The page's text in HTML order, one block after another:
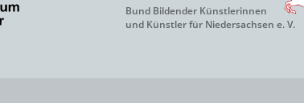
Bund Bildender Künstlerinnen
und Künstler für Niedersachsen e. V.